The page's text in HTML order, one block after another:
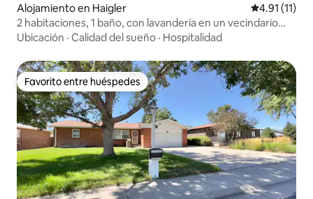
Alojamiento en Haigler Calificación
4.91 (11)
2 habitaciones, 1 baño, con lavandería en un vecindario
tranquilo
Ubicación · Calidad del sueño · Hospitalidad
Favorito entre huéspedes
Favorito entre huéspedes